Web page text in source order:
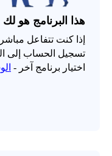
هذا البرنامج هو لك
إذا كنت تتفاعل
تسجيل الحساب إلى
اختيار برنامج آخر -